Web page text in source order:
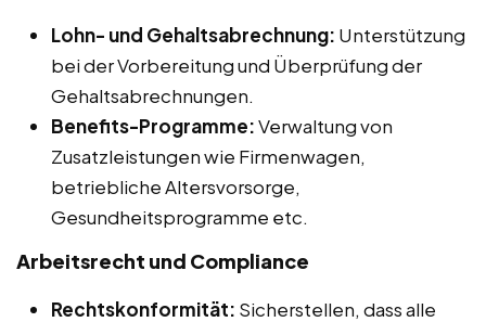
Lohn- und Gehaltsabrechnung: Unterstützung
bei der Vorbereitung und Überprüfung der
Gehaltsabrechnungen.
Benefits-Programme:Verwaltung von
Zusatzleistungen wie Firmenwagen,
betriebliche Altersvorsorge,
Gesundheitsprogramme etc.
Arbeitsrecht und Compliance
Rechtskonformität: Sicherstellen, dass alle